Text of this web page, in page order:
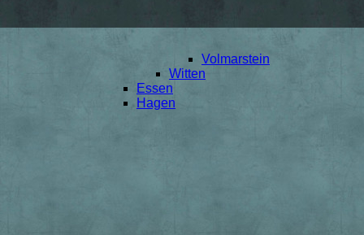
Volmarstein
Witten
Essen
Hagen